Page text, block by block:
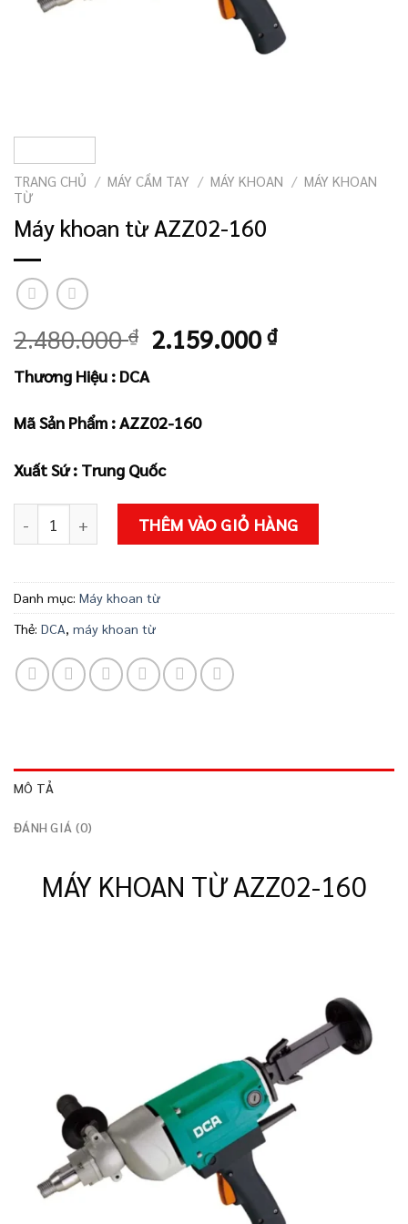
TRANG CHỦ / MÁY CẦM TAY / MÁY KHOAN / MÁY KHOAN
TỪ
Máy khoan từ AZZ02-160
2.480.000₫ Giá
2.480.000 ₫.
2.159.000₫Giá
Thương Hiệu : DCA
Mã Sản Phẩm : AZZ02-160
Xuất Sứ : Trung Quốc
Máy khoan từ AZZ02-160 số lượng
THÊM VÀO GIỎ HÀNG
Danh mục: Máy khoan từ
Thẻ: DCA, máy khoan từ
MÔ TẢ
ĐÁNH GIÁ (0)
MÁY KHOAN TỪ AZZ02-160